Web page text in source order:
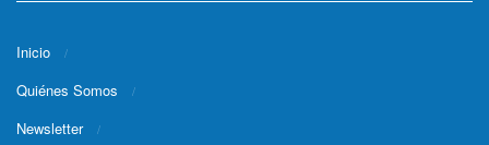
Inicio
Quiénes Somos
Newsletter